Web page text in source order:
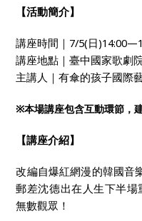
【活動簡介】
講座時間｜7/5(日
講座地點｜臺中國家歌劇
主講人｜有傘的孩子國際
※本場講座包含互動環節，
【講座介紹】
改編自爆紅網漫的韓國音
郵差沈德出在人生下半
無數觀眾！